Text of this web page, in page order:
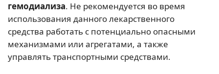
гемодиализа. Не рекомендуется во время
использования данного лекарственного
средства работать с потенциально опасными
механизмами или агрегатами, а также
управлять транспортными средствами.